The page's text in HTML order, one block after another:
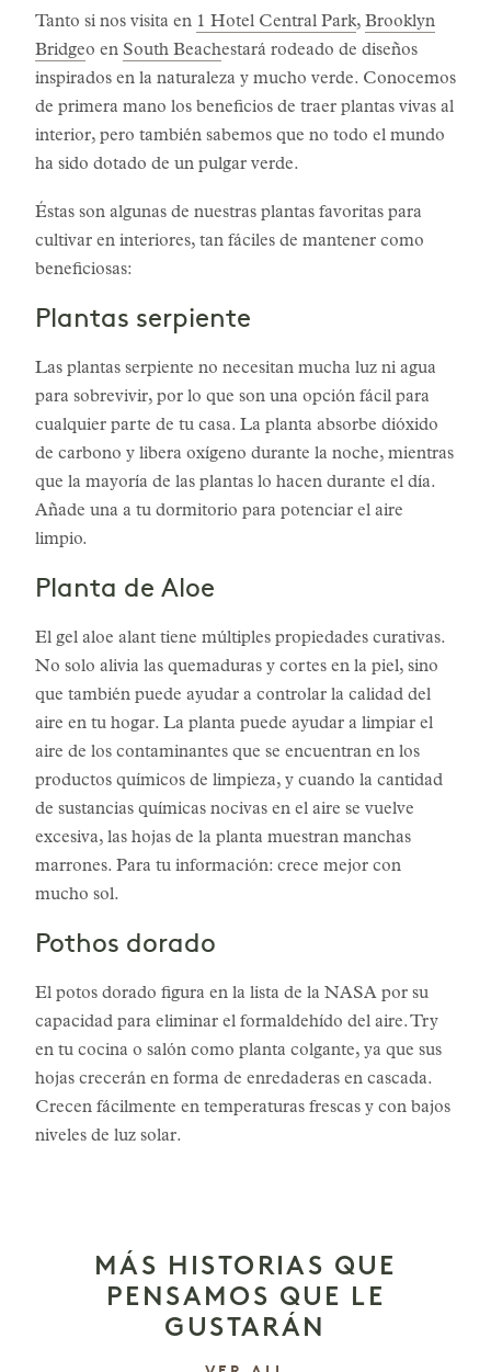
Tanto si nos visita en 1 Hotel Central Park, Brooklyn
Bridgeo en South Beachestará rodeado de diseños
inspirados en la naturaleza y mucho verde. Conocemos
de primera mano los beneficios de traer plantas vivas al
interior, pero también sabemos que no todo el mundo
ha sido dotado de un pulgar verde.
Éstas son algunas de nuestras plantas favoritas para
cultivar en interiores, tan fáciles de mantener como
beneficiosas:
Plantas serpiente
Las plantas serpiente no necesitan mucha luz ni agua
para sobrevivir, por lo que son una opción fácil para
cualquier parte de tu casa. La planta absorbe dióxido
de carbono y libera oxígeno durante la noche, mientras
que la mayoría de las plantas lo hacen durante el día.
Añade una a tu dormitorio para potenciar el aire
limpio.
Planta de Aloe
El gel aloe alant tiene múltiples propiedades curativas.
No solo alivia las quemaduras y cortes en la piel, sino
que también puede ayudar a controlar la calidad del
aire en tu hogar. La planta puede ayudar a limpiar el
aire de los contaminantes que se encuentran en los
productos químicos de limpieza, y cuando la cantidad
de sustancias químicas nocivas en el aire se vuelve
excesiva, las hojas de la planta muestran manchas
marrones. Para tu información: crece mejor con
mucho sol.
Pothos dorado
El potos dorado figura en la lista de la NASA por su
capacidad para eliminar el formaldehído del aire. Try
en tu cocina o salón como planta colgante, ya que sus
hojas crecerán en forma de enredaderas en cascada.
Crecen fácilmente en temperaturas frescas y con bajos
niveles de luz solar.
MÁS HISTORIAS QUE
PENSAMOS QUE LE
GUSTARÁN